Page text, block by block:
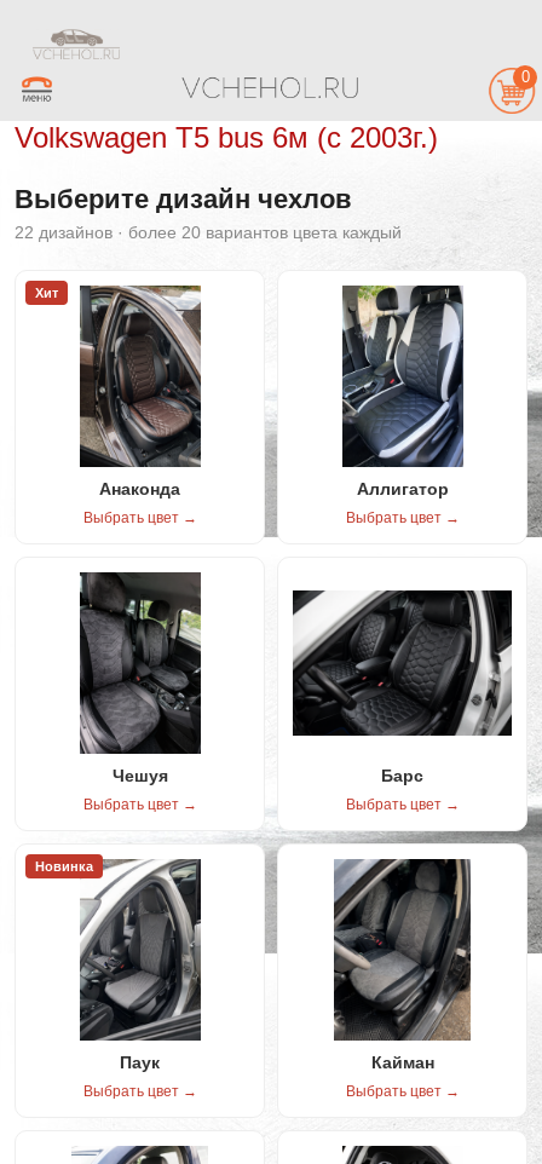
0
Volkswagen T5 bus 6м (с 2003г.)
Выберите дизайн чехлов
22 дизайнов · более 20 вариантов цвета каждый
Хит
Анаконда
Выбрать цвет →
Аллигатор
Выбрать цвет →
Чешуя
Выбрать цвет →
Барс
Выбрать цвет →
Новинка
Паук
Выбрать цвет →
Кайман
Выбрать цвет →